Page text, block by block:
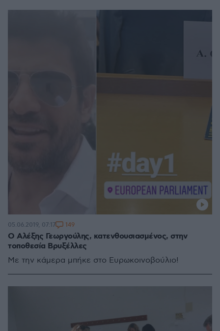
Ο Αλέξης Γεωργούλης, κατενθουσιασμένος, στην
τοποθεσία Βρυξέλλες
Με την κάμερα μπήκε στο Ευρωκοινοβούλιο!
05.06.2019, 07:17 149